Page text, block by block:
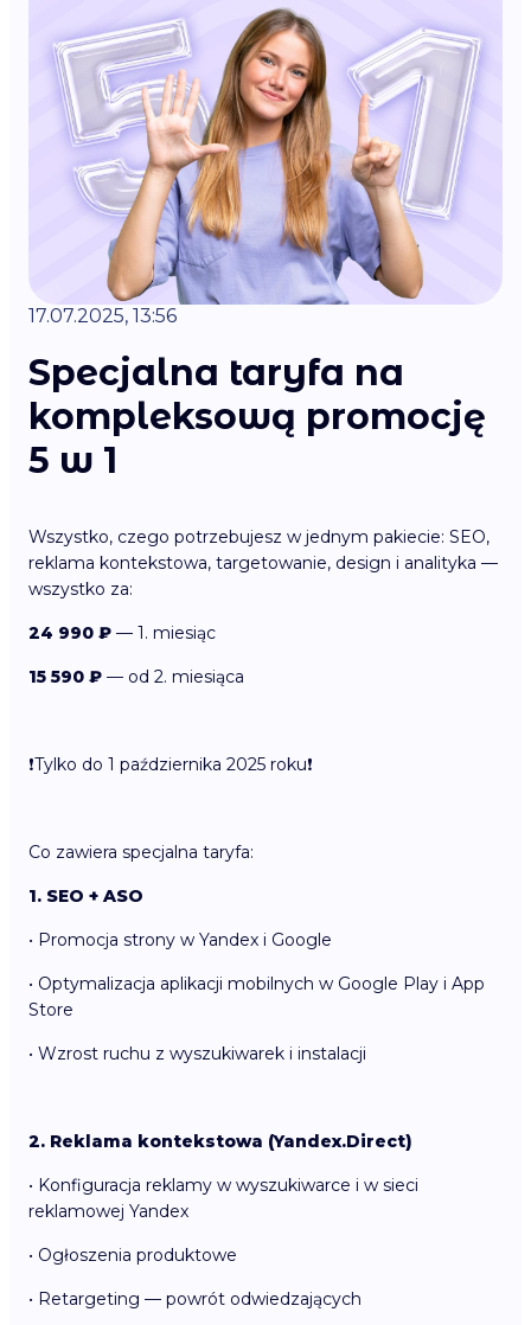
17.07.2025, 13:56
Specjalna taryfa na
kompleksową promocję
5 w 1
Wszystko, czego potrzebujesz w jednym pakiecie: SEO,
reklama kontekstowa, targetowanie, design i analityka —
wszystko za:
24 990 ₽ — 1. miesiąc
15 590 ₽ — od 2. miesiąca
❗️Tylko do 1 października 2025 roku❗️
Co zawiera specjalna taryfa:
1. SEO + ASO
• Promocja strony w Yandex i Google
• Optymalizacja aplikacji mobilnych w Google Play i App
Store
• Wzrost ruchu z wyszukiwarek i instalacji
2. Reklama kontekstowa (Yandex.Direct)
• Konfiguracja reklamy w wyszukiwarce i w sieci
reklamowej Yandex
• Ogłoszenia produktowe
• Retargeting — powrót odwiedzających